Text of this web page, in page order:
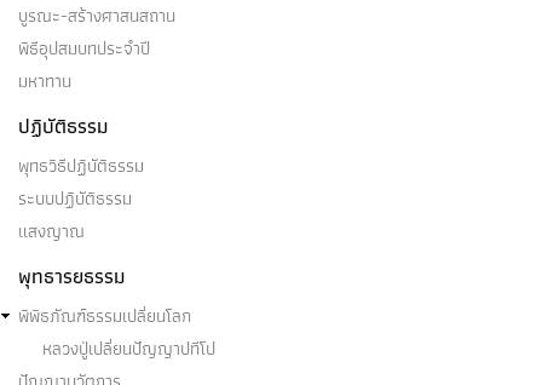
บูรณะ-สร้างศาสนสถาน
พิธีอุปสมบทประจำปี
มหาทาน
ปฏิบัติธรรม
พุทธวิธีปฏิบัติธรรม
ระบบปฏิบัติธรรม
แสงญาณ
พุทธารยธรรม
พิพิธภัณฑ์ธรรมเปลี่ยนโลก
หลวงปู่เปลี่ยนปัญญาปทีโป